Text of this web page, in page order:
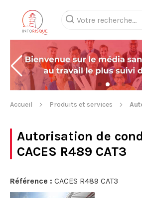
Accueil Produits et services
Autorisation de
CACES R489 CAT3
Référence : CACES R489 CAT3